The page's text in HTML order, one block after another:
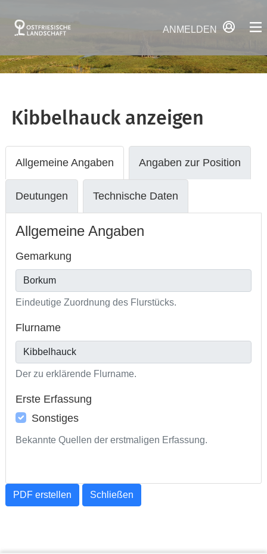
ANMELDEN
Kibbelhauckanzeigen
Allgemeine Angaben Angaben zur Position
Deutungen Technische Daten
Allgemeine Angaben
Gemarkung
Eindeutige Zuordnung des Flurstücks.
Flurname
Der zu erklärende Flurname.
Erste Erfassung
Sonstiges
Bekannte Quellen der erstmaligen Erfassung.
PDF erstellen Schließen